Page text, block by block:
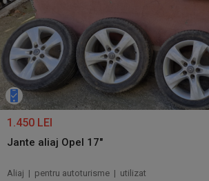
1.450 LEI
Jante aliaj Opel 17"
Aliaj | pentru autoturisme | utilizat